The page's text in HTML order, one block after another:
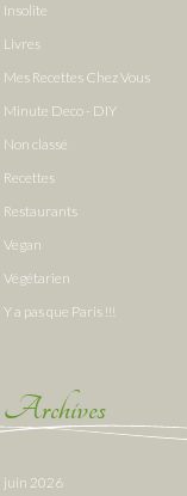
Insolite
Livres
Mes Recettes Chez Vous
Minute Deco - DIY
Non classé
Recettes
Restaurants
Vegan
Végétarien
Y a pas que Paris !!!
Archives
juin 2026